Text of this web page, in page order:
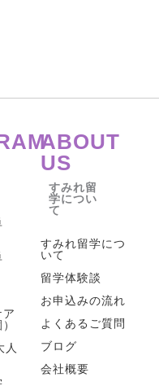
人
ABOUT
US
すみれ留
学につい
て
すみれ留学につ
いて
留学体験談
お申込みの流れ
よくあるご質問
ブログ
会社概要